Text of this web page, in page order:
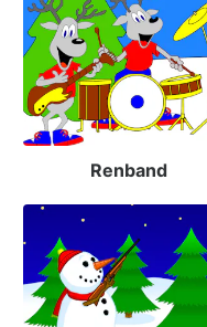
Renband